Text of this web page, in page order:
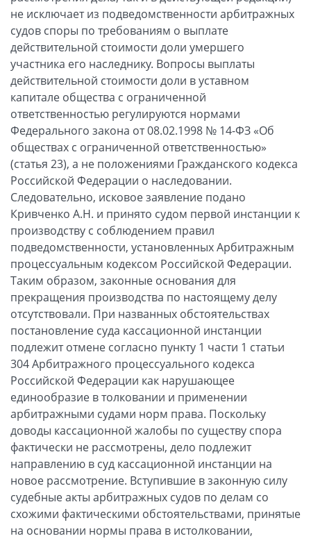
не исключает из подведомственности арбитражных
судов споры по требованиям о выплате
действительной стоимости доли умершего
участника его наследнику. Вопросы выплаты
действительной стоимости доли в уставном
капитале общества с ограниченной
ответственностью регулируются нормами
Федерального закона от 08.02.1998 № 14-ФЗ «Об
обществах с ограниченной ответственностью»
(статья 23), а не положениями Гражданского кодекса
Российской Федерации о наследовании.
Следовательно, исковое заявление подано
Кривченко А.Н. и принято судом первой инстанции к
производству с соблюдением правил
подведомственности, установленных Арбитражным
процессуальным кодексом Российской Федерации.
Таким образом, законные основания для
прекращения производства по настоящему делу
отсутствовали. При названных обстоятельствах
постановление суда кассационной инстанции
подлежит отмене согласно пункту 1 части 1 статьи
304 Арбитражного процессуального кодекса
Российской Федерации как нарушающее
единообразие в толковании и применении
арбитражными судами норм права. Поскольку
доводы кассационной жалобы по существу спора
фактически не рассмотрены, дело подлежит
направлению в суд кассационной инстанции на
новое рассмотрение. Вступившие в законную силу
судебные акты арбитражных судов по делам со
схожими фактическими обстоятельствами, принятые
на основании нормы права в истолковании,